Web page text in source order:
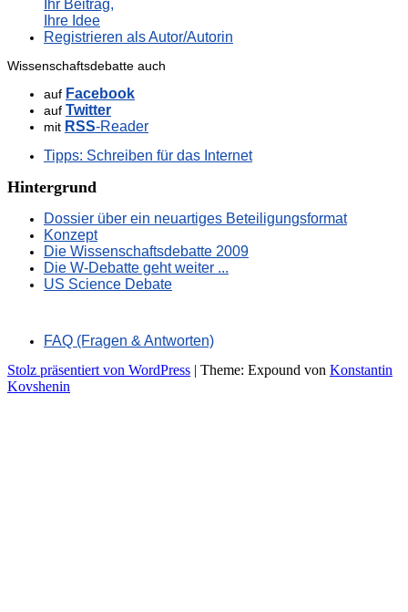
Ihr Beitrag,
Ihre Idee
Registrieren als Autor/Autorin
Wissenschaftsdebatte auch
auf Facebook
auf Twitter
mit RSS-Reader
Tipps: Schreiben für das Internet
Hintergrund
Dossier über ein neuartiges Beteiligungsformat
Konzept
Die Wissenschaftsdebatte 2009
Die W-Debatte geht weiter ...
US Science Debate
FAQ (Fragen & Antworten)
Stolz präsentiert von WordPress | Theme: Expound von Konstantin
Kovshenin